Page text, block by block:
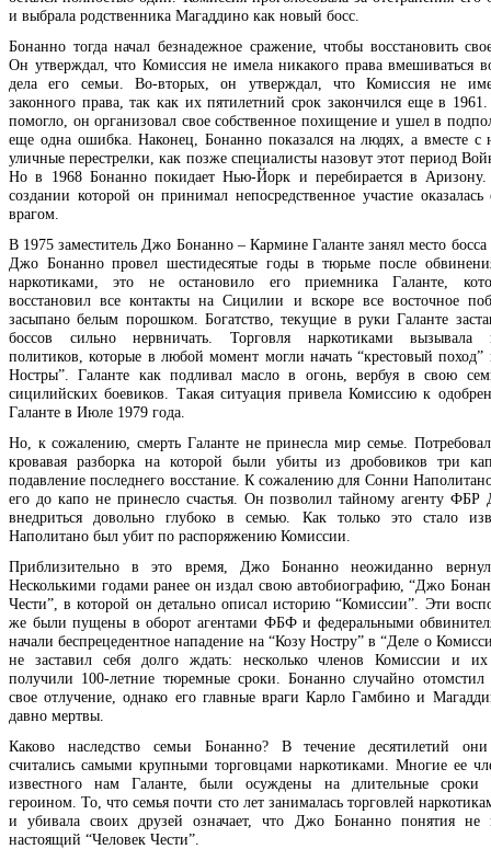
и выбрала родственника Магаддино как новый босс.
Бонанно тогда начал безнадежное сражение, чтобы восстановить
Он утверждал, что Комиссия не имела никакого права вмешиваться
дела его семьи. Во-вторых, он утверждал, что Комиссия не
законного права, так как их пятилетний срок закончился еще в
помогло, он организовал свое собственное похищение и ушел в
еще одна ошибка. Наконец, Бонанно показался на людях, а вместе с
уличные перестрелки, как позже специалисты назовут этот период
Но в 1968 Бонанно покидает Нью-Йорк и перебирается в
создании которой он принимал непосредственное участие
врагом.
В 1975 заместитель Джо Бонанно – Кармине Галанте занял место босса
Джо Бонанно провел шестидесятые годы в тюрьме после
наркотиками, это не остановило его приемника Галанте,
восстановил все контакты на Сицилии и вскоре все восточное
засыпано белым порошком. Богатство, текущие в руки Галанте
боссов сильно нервничать. Торговля наркотиками вызывала
политиков, которые в любой момент могли начать “крестовый поход”
Ностры”. Галанте как подливал масло в огонь, вербуя в свою
сицилийских боевиков. Такая ситуация привела Комиссию к
Галанте в Июле 1979 года.
Но, к сожалению, смерть Галанте не принесла мир семье.
кровавая разборка на которой были убиты из дробовиков три
подавление последнего восстание. К сожалению для Сонни
его до капо не принесло счастья. Он позволил тайному агенту
внедриться довольно глубоко в семью. Как только это стало
Наполитано был убит по распоряжению Комиссии.
Приблизительно в это время, Джо Бонанно неожиданно
Несколькими годами ранее он издал свою автобиографию, “Джо
Чести”, в которой он детально описал историю “Комиссии”. Эти
же были пущены в оборот агентами ФБФ и федеральными
начали беспрецедентное нападение на “Козу Ностру” в “Деле о
не заставил себя долго ждать: несколько членов Комиссии и
получили 100-летние тюремные сроки. Бонанно случайно
свое отлучение, однако его главные враги Карло Гамбино и
давно мертвы.
Каково наследство семьи Бонанно? В течение десятилетий
считались самыми крупными торговцами наркотиками. Многие ее
известного нам Галанте, были осуждены на длительные сроки
героином. То, что семья почти сто лет занималась торговлей
и убивала своих друзей означает, что Джо Бонанно понятия не
настоящий “Человек Чести”.